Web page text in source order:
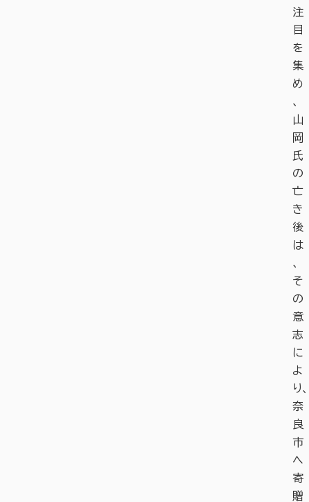
注
目
を
集
め
、
山
岡
氏
の
亡
き
後
は
、
そ
の
意
志
に
よ
り、
奈
良
市
へ
寄
贈